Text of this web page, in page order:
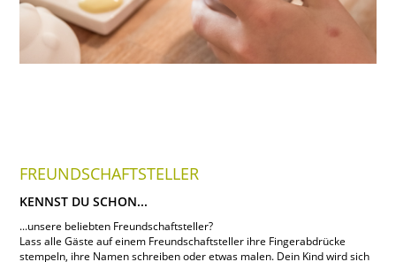
FREUNDSCHAFTSTELLER
KENNST DU SCHON...
...unsere beliebten Freundschaftsteller?
Lass alle Gäste auf einem Freundschaftsteller ihre Fingerabdrücke
stempeln, ihre Namen schreiben oder etwas malen. Dein Kind wird sich